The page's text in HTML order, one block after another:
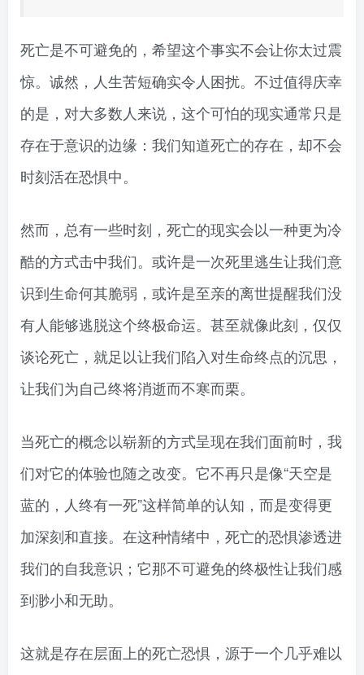
死亡是不可避免的，希望这个事实不会让你太过震
惊。诚然，人生苦短确实令人困扰。不过值得庆幸
的是，对大多数人来说，这个可怕的现实通常只是
存在于意识的边缘：我们知道死亡的存在，却不会
时刻活在恐惧中。
然而，总有一些时刻，死亡的现实会以一种更为冷
酷的方式击中我们。或许是一次死里逃生让我们意
识到生命何其脆弱，或许是至亲的离世提醒我们没
有人能够逃脱这个终极命运。甚至就像此刻，仅仅
谈论死亡，就足以让我们陷入对生命终点的沉思，
让我们为自己终将消逝而不寒而栗。
当死亡的概念以崭新的方式呈现在我们面前时，我
们对它的体验也随之改变。它不再只是像“天空是
蓝的，人终有一死”这样简单的认知，而是变得更
加深刻和直接。在这种情绪中，死亡的恐惧渗透进
我们的自我意识；它那不可避免的终极性让我们感
到渺小和无助。
这就是存在层面上的死亡恐惧，源于一个几乎难以